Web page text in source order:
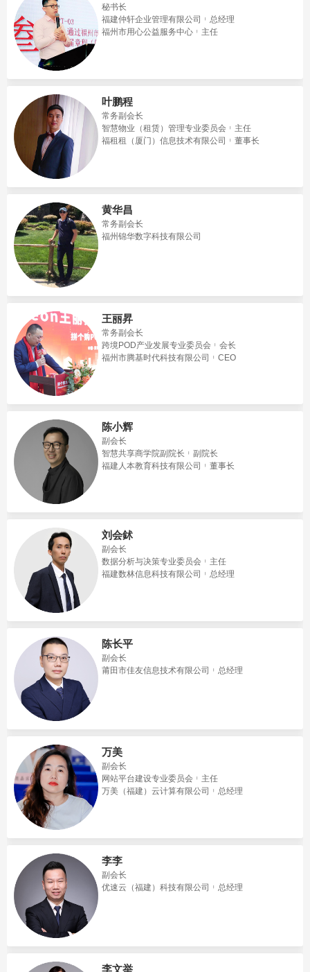
秘书长
福建仲轩企业管理有限公司
总经理
福州市用心公益服务中心
主任
叶鹏程
常务副会长
智慧物业（租赁）管理专业委员会
主任
福租租（厦门）信息技术有限公司
董事长
黄华昌
常务副会长
福州锦华数字科技有限公司
王丽昇
常务副会长
跨境POD产业发展专业委员会
会长
福州市腾基时代科技有限公司
CEO
陈小辉
副会长
智慧共享商学院副院长
副院长
福建人本教育科技有限公司
董事长
刘会鉥
副会长
数据分析与决策专业委员会
主任
福建数林信息科技有限公司
总经理
陈长平
副会长
莆田市佳友信息技术有限公司
总经理
万美
副会长
网站平台建设专业委员会
主任
万美（福建）云计算有限公司
总经理
李李
副会长
优速云（福建）科技有限公司
总经理
李文举